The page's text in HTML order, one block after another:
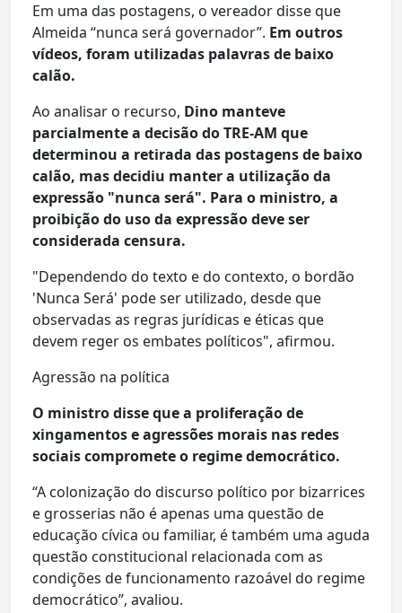
Em uma das postagens, o vereador disse que
Almeida “nunca será governador”. Em outros
vídeos, foram utilizadas palavras de baixo
calão.
Ao analisar o recurso, Dino manteve
parcialmente a decisão do TRE-AM que
determinou a retirada das postagens de baixo
calão, mas decidiu manter a utilização da
expressão "nunca será". Para o ministro, a
proibição do uso da expressão deve ser
considerada censura.
"Dependendo do texto e do contexto, o bordão
'Nunca Será' pode ser utilizado, desde que
observadas as regras jurídicas e éticas que
devem reger os embates políticos", afirmou.
Agressão na política
O ministro disse que a proliferação de
xingamentos e agressões morais nas redes
sociais compromete o regime democrático.
“A colonização do discurso político por bizarrices
e grosserias não é apenas uma questão de
educação cívica ou familiar, é também uma aguda
questão constitucional relacionada com as
condições de funcionamento razoável do regime
democrático”, avaliou.